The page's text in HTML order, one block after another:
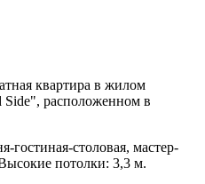
квартира в жилом
Side", расположенном в
гостиная-столовая, мастер-
потолки: 3,3 м.